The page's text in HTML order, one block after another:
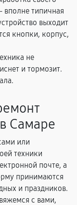
вполне типичная
выходит
кнопки, корпус,
не
и тормозит.
Самаре
или
техники
почте, а
принимаются
и праздников.
с вами,